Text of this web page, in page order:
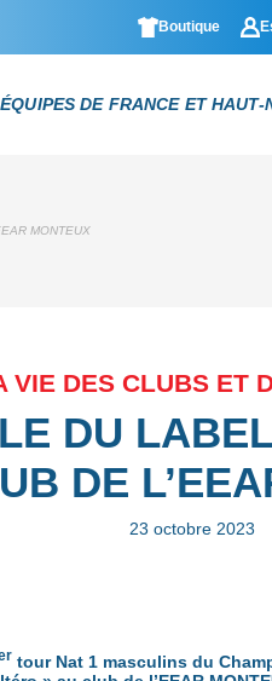
Boutique
ÉQUIPES DE FRANCE ET HAUT-
MONTEUX
VIE DES CLUBS ET
DU
DE
23 octobre 2023
tour Nat 1 masculins du